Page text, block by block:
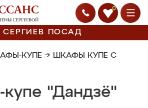
0
СЕРГИЕВ ПОСАД
КУПЕ → ШКАФЫ КУПЕ С
"Дандзё"